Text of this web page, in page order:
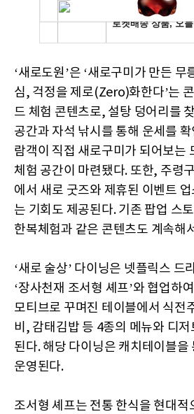
‘새로도원’은 ‘새로구미가 만든
심, 걱정을 제로(Zero)화한다’는
드 체험 콘텐츠로, 설탕 덩어리를
공간과 자석 낚시를 통해 운세를
람객이 직접 새로구미가 되어보는
체험 공간이 마련됐다. 또한, 주령
에서 새로 굿즈와 제휴된 이벤트
는 기회도 제공된다. 기존 팝업 스
한복체험과 같은 콘텐츠도 계속해
‘새로 술상’ 다이닝은 넷플릭스 드
‘장사천재 조서형 셰프’와 협업하
모티브로 꾸며진 테이블에서 식전
비, 감태김밥 등 4종의 메뉴와 디
된다. 해당 다이닝은 캐치테이블을
운영된다.
조서형 셰프는 전통 한식을 현대적